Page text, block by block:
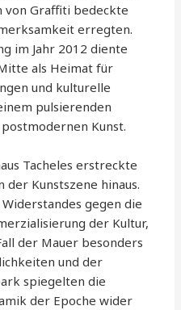
von Graffiti bedeckte
erregten.
im Jahr 2012 diente
als Heimat für
und kulturelle
pulsierenden
Kunst.
Tacheles erstreckte
Kunstszene hinaus.
gegen die
der Kultur,
der Mauer besonders
und der
spiegelten die
der Epoche wider